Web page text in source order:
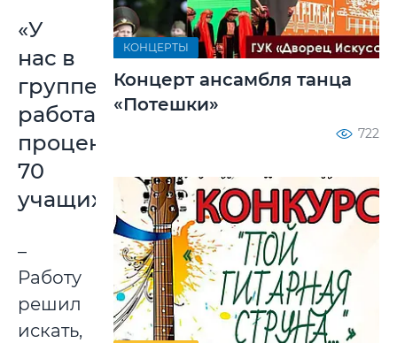
«У
нас в
группе
работают
процентов
70
учащихся»
–
Работу
решил
искать,
КОНЦЕРТЫ
Концерт ансамбля танца
«Потешки»
722